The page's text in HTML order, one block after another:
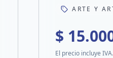
ARTE Y
$
El precio incluye IVA.